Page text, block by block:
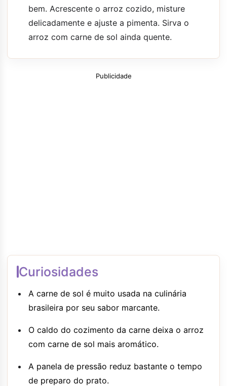
bem. Acrescente o arroz cozido, misture
delicadamente e ajuste a pimenta. Sirva o
arroz com carne de sol ainda quente.
Publicidade
Curiosidades
A carne de sol é muito usada na culinária
brasileira por seu sabor marcante.
O caldo do cozimento da carne deixa o arroz
com carne de sol mais aromático.
A panela de pressão reduz bastante o tempo
de preparo do prato.